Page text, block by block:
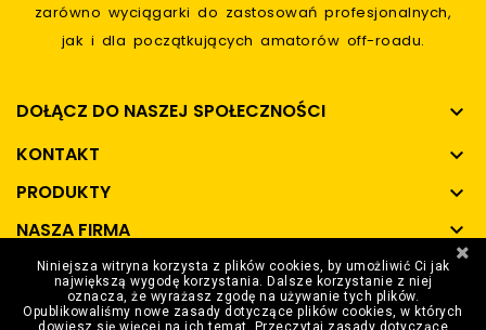
zarówno wyciągarki do zastosowań profesjonalnych,
jak i dla początkujących amatorów off-roadu.
DOŁĄCZ DO NASZEJ SPOŁECZNOŚCI 
KONTAKT 
PRODUKTY 
NASZA FIRMA 
SPOSOBY PŁATNOŚCI 
Niniejsza witryna korzysta z plików cookies, by umożliwić Ci jak
największą wygodę korzystania. Dalsze korzystanie z niej
oznacza, że wyrażasz zgodę na używanie tych plików.
Opublikowaliśmy nowe zasady dotyczące plików cookies, w których
dowiesz się więcej na ich temat.
Przeczytaj zasady dotyczące